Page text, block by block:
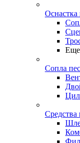
Оснастка
Еще
Сопла